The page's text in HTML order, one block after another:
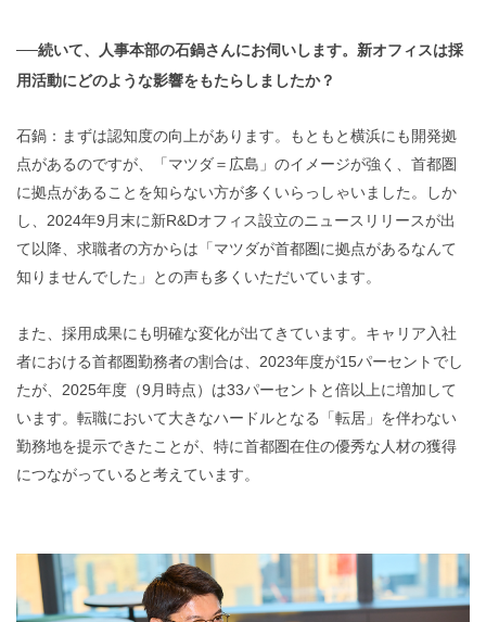
──続いて、人事本部の石鍋さんにお伺いします。新オフィスは採
用活動にどのような影響をもたらしましたか？
石鍋：まずは認知度の向上があります。もともと横浜にも開発拠
点があるのですが、「マツダ＝広島」のイメージが強く、首都圏
に拠点があることを知らない方が多くいらっしゃいました。しか
し、2024年9月末に新R&Dオフィス設立のニュースリリースが出
て以降、求職者の方からは「マツダが首都圏に拠点があるなんて
知りませんでした」との声も多くいただいています。
また、採用成果にも明確な変化が出てきています。キャリア入社
者における首都圏勤務者の割合は、2023年度が15パーセントでし
たが、2025年度（9月時点）は33パーセントと倍以上に増加して
います。転職において大きなハードルとなる「転居」を伴わない
勤務地を提示できたことが、特に首都圏在住の優秀な人材の獲得
につながっていると考えています。